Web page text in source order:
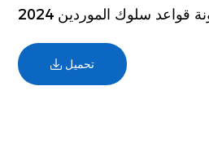
قواعد سلوك الموردين 2024
تحميل